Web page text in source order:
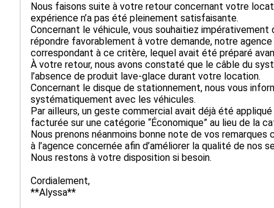
Nous faisons suite à votre retour concernant votre
expérience n’a pas été pleinement satisfaisante.
Concernant le véhicule, vous souhaitiez
répondre favorablement à votre demande, notre
correspondant à ce critère, lequel avait été préparé
À votre retour, nous avons constaté que le câble du
l’absence de produit lave-glace durant votre location.
Concernant le disque de stationnement, nous vous
systématiquement avec les véhicules.
Par ailleurs, un geste commercial avait déjà été
facturée sur une catégorie “Économique” au lieu de la
Nous prenons néanmoins bonne note de vos
à l’agence concernée afin d’améliorer la qualité de nos
Nous restons à votre disposition si besoin.
Cordialement,
**Alyssa**